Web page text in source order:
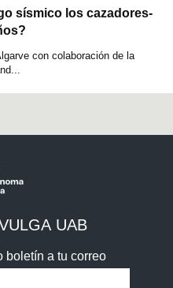
sísmico los cazadores-
con colaboración de la
UAB
boletín a tu correo